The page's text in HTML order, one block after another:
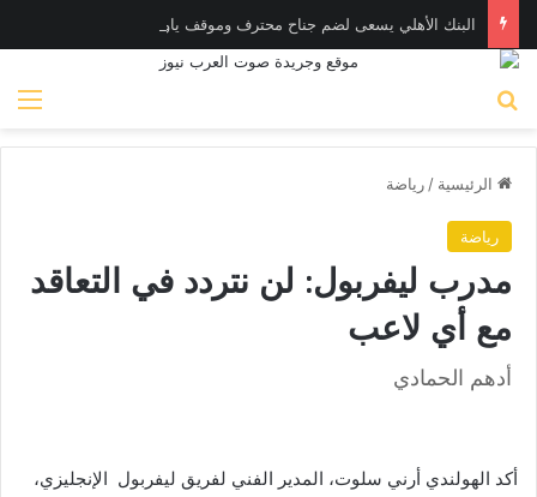
البنك الأهلي يسعى لضم جناح محترف وموقف ياو أنور
الرئيسية / رياضة
رياضة
مدرب ليفربول: لن نتردد في التعاقد
مع أي لاعب
أدهم الحمادي
أكد الهولندي أرني سلوت، المدير الفني لفريق ليفربول الإنجليزي،